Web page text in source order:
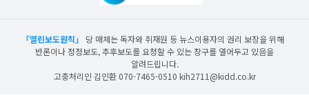
「열린보도원칙」
당 매체는 독자와 취재원 등 뉴스이용자의 권리 보장을 위해
반론이나 정정보도, 추후보도를 요청할 수 있는 창구를 열어두고 있음을
알려드립니다.
고충처리인 김인환 070-7465-0510 kih2711@kidd.co.kr